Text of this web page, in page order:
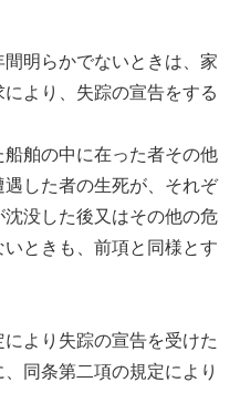
明らかでないときは、家
より、失踪の宣告をする
舶の中に在った者その他
した者の生死が、それぞ
没した後又はその他の危
ときも、前項と同様とす
より失踪の宣告を受けた
同条第二項の規定により